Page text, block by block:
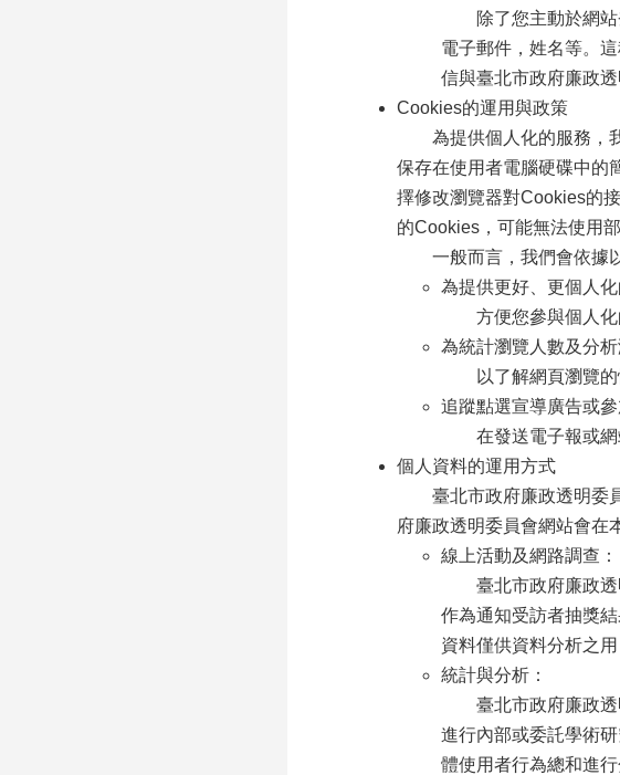
除了您主動於網站
電子郵件，姓名等。
信與臺北市政府廉政
Cookies的運用與政策
為提供個人化的服務，我
保存在使用者電腦硬碟中的
擇修改瀏覽器對Cookies的
的Cookies，可能無法使用
一般而言，我們會依據以
為提供更好、更個人化
方便您參與個人化
為統計瀏覽人數及分析
以了解網頁瀏覽的
追蹤點選宣導廣告或參
在發送電子報或網站
個人資料的運用方式
臺北市政府廉政透明委員
府廉政透明委員會網站會在
線上活動及網路調查：
臺北市政府廉政透明
作為通知受訪者抽獎
資料僅供資料分析之
統計與分析：
臺北市政府廉政透
進行內部或委託學術
體使用者行為總和進